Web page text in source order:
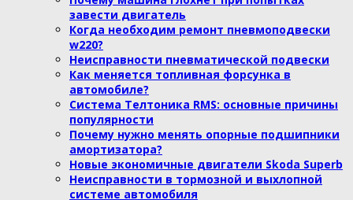
завести двигатель
Когда необходим ремонт пневмоподвески
w220?
Неисправности пневматической подвески
Как меняется топливная форсунка в
автомобиле?
Система Телтоника RMS: основные причины
популярности
Почему нужно менять опорные подшипники
амортизатора?
Новые экономичные двигатели Skoda Superb
Неисправности в тормозной и выхлопной
системе автомобиля